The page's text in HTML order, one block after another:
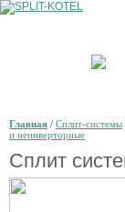
Главная / Сплит-системы
и неинверторные
Сплит